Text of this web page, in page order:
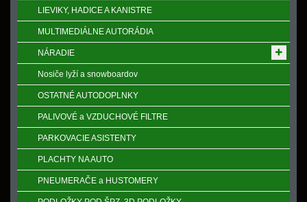
LIEVIKY, HADICE A KANISTRE
MULTIMEDIÁLNE AUTORÁDIA
NÁRADIE
Nosiče lyží a snowboardov
OSTATNÉ AUTODOPLNKY
PALIVOVÉ a VZDUCHOVÉ FILTRE
PARKOVACIE ASISTENTY
PLACHTY NA AUTO
PNEUMERAČE a HUSTOMERY